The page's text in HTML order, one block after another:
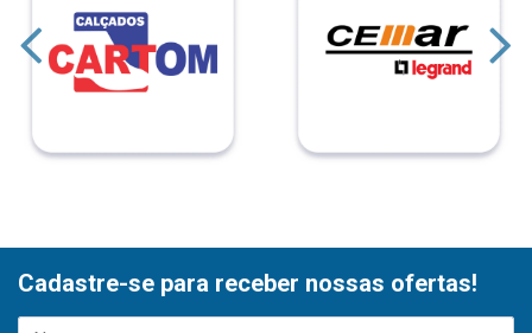
Cadastre-se para receber nossas ofertas!